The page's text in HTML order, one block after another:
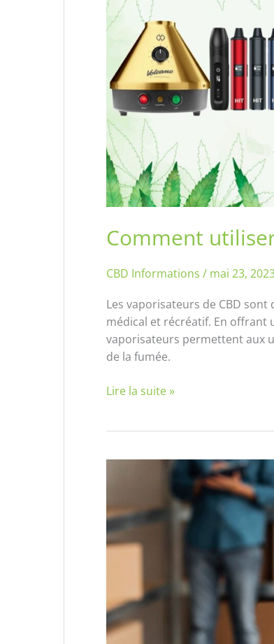
Comment
CBD Informations / mai 23,
Les vaporisateurs de CBD
médical et récréatif. En offrant
vaporisateurs permettent aux
de la fumée.
de
CBD
Lire la suite »
vous
devez
livraison
de